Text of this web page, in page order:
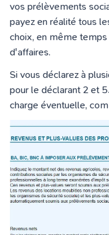
vos prélèvements
payez en réalité tous
choix, en même
d'affaires.
Si vous déclarez à
pour le déclarant 2 et
charge éventuelle,